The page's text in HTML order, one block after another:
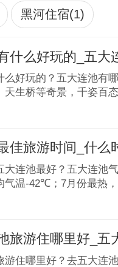
黑河住宿(1)
什么好玩的_五大
么好玩的？五大连池有
天生桥等奇景，千姿百
佳旅游时间_什么
大连池最好？五大连池
气温-42℃；7月份最热
旅游住哪里好_五
游住哪里好？去五大连